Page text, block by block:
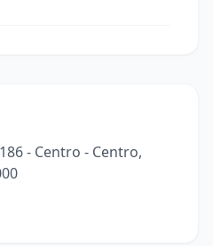
- Centro - Centro,